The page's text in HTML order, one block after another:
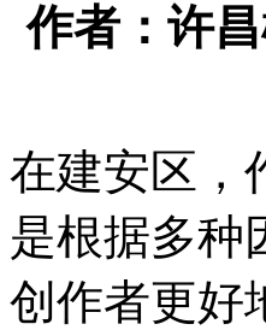
作者：许
在建安区，
是根据多种
创作者更好